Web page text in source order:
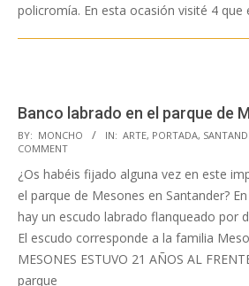
policromía. En esta ocasión visité 4
Banco labrado en el parque de
2023-
05-
05
BY: MONCHO IN: ARTE, PORTADA,
COMMENT
¿Os habéis fijado alguna vez en este
el parque de Mesones en Santander?
hay un escudo labrado flanqueado por
El escudo corresponde a la familia
MESONES ESTUVO 21 AÑOS AL
parque